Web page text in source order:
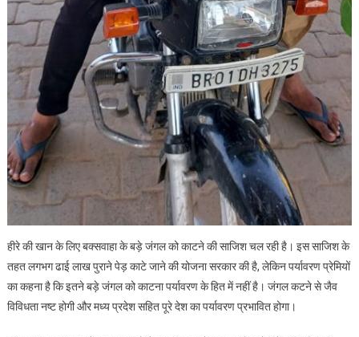
हीरे की खान के लिए बक्सवाहा के बड़े जंगल को काटने की साजिश चल रही है। इस साजिश के
तहत लगभग ढाई लाख पुराने पेड़ काटे जाने की योजना सरकार की है, लेकिन पर्यावरण प्रेमियों
का कहना है कि इतने बड़े जंगल को काटना पर्यावरण के हित में नहीं है। जंगल कटने से जैव
विविधता नष्ट होगी और मध्य प्रदेश सहित पूरे देश का पर्यावरण प्रभावित होगा।